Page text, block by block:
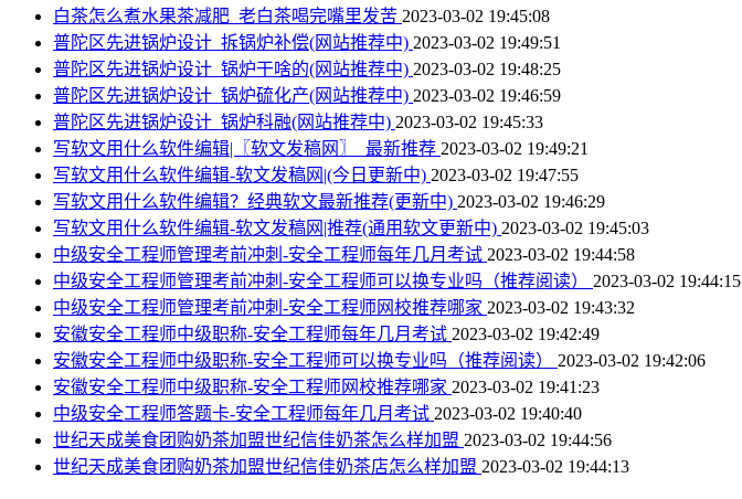
白茶怎么煮水果茶减肥_老白茶喝完嘴里发苦 2023-03-02 19:45:08
普陀区先进锅炉设计_拆锅炉补偿(网站推荐中) 2023-03-02 19:49:51
普陀区先进锅炉设计_锅炉干啥的(网站推荐中) 2023-03-02 19:48:25
普陀区先进锅炉设计_锅炉硫化产(网站推荐中) 2023-03-02 19:46:59
普陀区先进锅炉设计_锅炉科融(网站推荐中) 2023-03-02 19:45:33
写软文用什么软件编辑|〖软文发稿网〗_最新推荐 2023-03-02 19:49:21
写软文用什么软件编辑-软文发稿网|(今日更新中) 2023-03-02 19:47:55
写软文用什么软件编辑？经典软文最新推荐(更新中) 2023-03-02 19:46:29
写软文用什么软件编辑-软文发稿网|推荐(通用软文更新中) 2023-03-02 19:45:03
中级安全工程师管理考前冲刺-安全工程师每年几月考试 2023-03-02 19:44:58
中级安全工程师管理考前冲刺-安全工程师可以换专业吗（推荐阅读） 2023-03-02 19:44:15
中级安全工程师管理考前冲刺-安全工程师网校推荐哪家 2023-03-02 19:43:32
安徽安全工程师中级职称-安全工程师每年几月考试 2023-03-02 19:42:49
安徽安全工程师中级职称-安全工程师可以换专业吗（推荐阅读） 2023-03-02 19:42:06
安徽安全工程师中级职称-安全工程师网校推荐哪家 2023-03-02 19:41:23
中级安全工程师答题卡-安全工程师每年几月考试 2023-03-02 19:40:40
世纪天成美食团购奶茶加盟世纪信佳奶茶怎么样加盟 2023-03-02 19:44:56
世纪天成美食团购奶茶加盟世纪信佳奶茶店怎么样加盟 2023-03-02 19:44:13